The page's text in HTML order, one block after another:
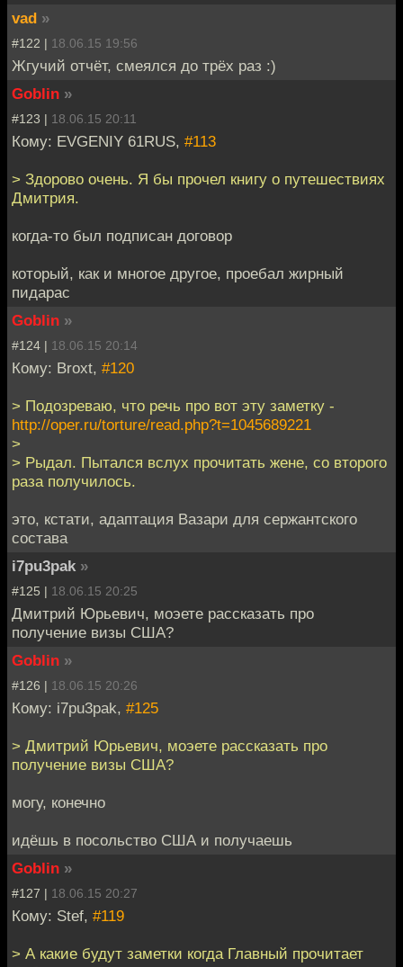
vad »
#122 | 18.06.15 19:56
Жгучий отчёт, смеялся до трёх раз :)
Goblin »
#123 | 18.06.15 20:11
Кому: EVGENIY 61RUS, #113
> Здорово очень. Я бы прочел книгу о путешествиях
Дмитрия.
когда-то был подписан договор
который, как и многое другое, проебал жирный
пидарас
Goblin »
#124 | 18.06.15 20:14
Кому: Broxt, #120
> Подозреваю, что речь про вот эту заметку -
http://oper.ru/torture/read.php?t=1045689221
>
> Рыдал. Пытался вслух прочитать жене, со второго
раза получилось.
это, кстати, адаптация Вазари для сержантского
состава
i7pu3pak »
#125 | 18.06.15 20:25
Дмитрий Юрьевич, моэете рассказать про
получение визы США?
Goblin »
#126 | 18.06.15 20:26
Кому: i7pu3pak, #125
> Дмитрий Юрьевич, моэете рассказать про
получение визы США?
могу, конечно
идёшь в посольство США и получаешь
Goblin »
#127 | 18.06.15 20:27
Кому: Stef, #119
> А какие будут заметки когда Главный прочитает